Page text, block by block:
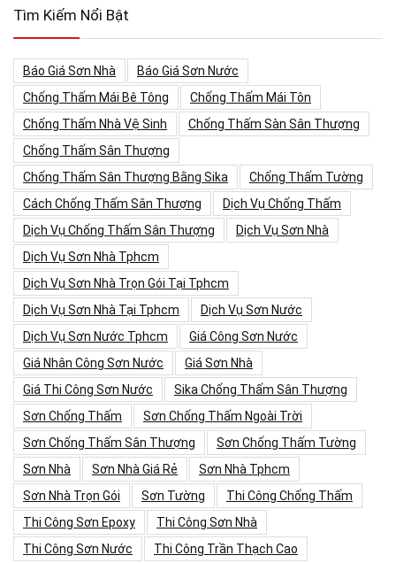
Tìm Kiếm Nổi Bật
Báo Giá Sơn Nhà
Báo Giá Sơn Nước
Chống Thấm Mái Bê Tông
Chống Thấm Mái Tôn
Chống Thấm Nhà Vệ Sinh
Chống Thấm Sàn Sân Thượng
Chống Thấm Sân Thượng
Chống Thấm Sân Thượng Bằng Sika
Chống Thấm Tường
Cách Chống Thấm Sân Thượng
Dịch Vụ Chống Thấm
Dịch Vụ Chống Thấm Sân Thượng
Dịch Vụ Sơn Nhà
Dịch Vụ Sơn Nhà Tphcm
Dịch Vụ Sơn Nhà Trọn Gói Tại Tphcm
Dịch Vụ Sơn Nhà Tại Tphcm
Dịch Vụ Sơn Nước
Dịch Vụ Sơn Nước Tphcm
Giá Công Sơn Nước
Giá Nhân Công Sơn Nước
Giá Sơn Nhà
Giá Thi Công Sơn Nước
Sika Chống Thấm Sân Thượng
Sơn Chống Thấm
Sơn Chống Thấm Ngoài Trời
Sơn Chống Thấm Sân Thượng
Sơn Chống Thấm Tường
Sơn Nhà
Sơn Nhà Giá Rẻ
Sơn Nhà Tphcm
Sơn Nhà Trọn Gói
Sơn Tường
Thi Công Chống Thấm
Thi Công Sơn Epoxy
Thi Công Sơn Nhà
Thi Công Sơn Nước
Thi Công Trần Thạch Cao